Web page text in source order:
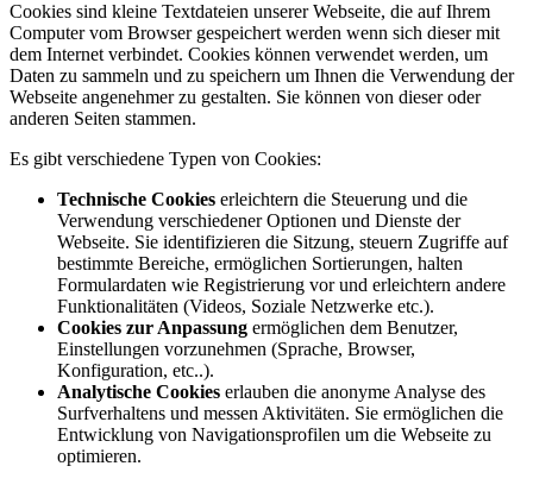
Cookies sind kleine Textdateien unserer Webseite, die auf Ihrem
Computer vom Browser gespeichert werden wenn sich dieser mit
dem Internet verbindet. Cookies können verwendet werden, um
Daten zu sammeln und zu speichern um Ihnen die Verwendung der
Webseite angenehmer zu gestalten. Sie können von dieser oder
anderen Seiten stammen.
Es gibt verschiedene Typen von Cookies:
Technische Cookies erleichtern die Steuerung und die
Verwendung verschiedener Optionen und Dienste der
Webseite. Sie identifizieren die Sitzung, steuern Zugriffe auf
bestimmte Bereiche, ermöglichen Sortierungen, halten
Formulardaten wie Registrierung vor und erleichtern andere
Funktionalitäten (Videos, Soziale Netzwerke etc.).
Cookies zur Anpassung ermöglichen dem Benutzer,
Einstellungen vorzunehmen (Sprache, Browser,
Konfiguration, etc..).
Analytische Cookies erlauben die anonyme Analyse des
Surfverhaltens und messen Aktivitäten. Sie ermöglichen die
Entwicklung von Navigationsprofilen um die Webseite zu
optimieren.